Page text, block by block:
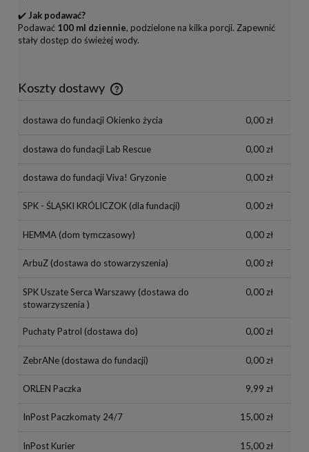
✔️ Jak podawać?
Podawać 100 ml dziennie, podzielone na kilka porcji. Zapewnić
stały dostęp do świeżej wody.
Koszty dostawy
Cena nie zawiera ewentualnych kosztów płatności
dostawa do fundacji Okienko życia 0,00 zł
dostawa do fundacji Lab Rescue 0,00 zł
dostawa do fundacji Viva! Gryzonie 0,00 zł
SPK - ŚLĄSKI KRÓLICZOK(dla fundacji) 0,00 zł
HEMMA(dom tymczasowy) 0,00 zł
ArbuZ(dostawa do stowarzyszenia) 0,00 zł
SPK Uszate Serca Warszawy(dostawa do
stowarzyszenia )
0,00 zł
Puchaty Patrol (dostawa do) 0,00 zł
ZebrANe(dostawa do fundacji) 0,00 zł
ORLEN Paczka 9,99 zł
InPost Paczkomaty 24/7 15,00 zł
InPost Kurier 15,00 zł